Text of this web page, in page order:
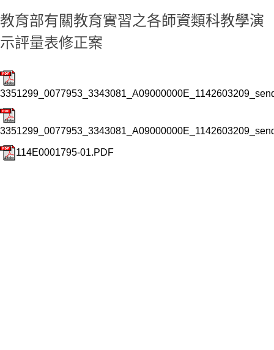
教育部有關教育實習之各師資類科教學演
示評量表修正案
114E0001795-01.PDF